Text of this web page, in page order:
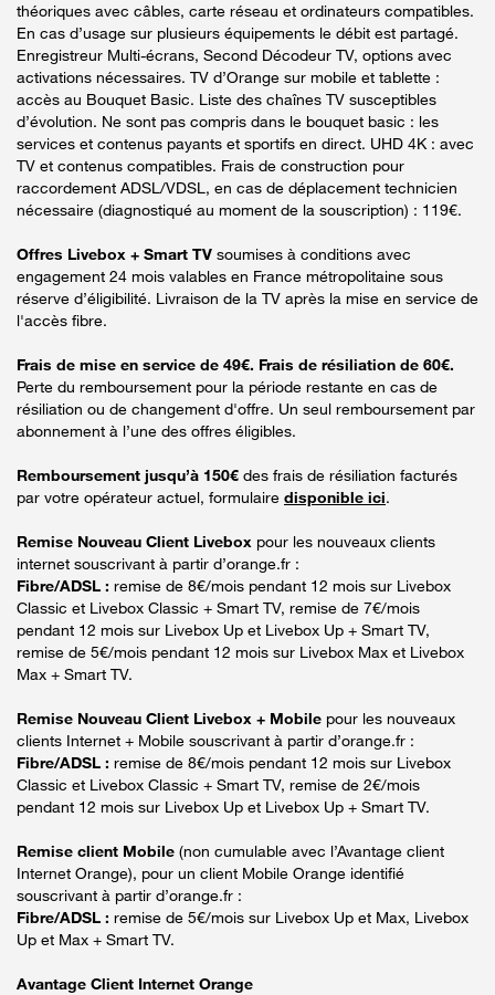
théoriques avec câbles, carte réseau et ordinateurs compatibles.
En cas d’usage sur plusieurs équipements le débit est partagé.
Enregistreur Multi-écrans, Second Décodeur TV, options avec
activations nécessaires. TV d’Orange sur mobile et tablette :
accès au Bouquet Basic. Liste des chaînes TV susceptibles
d’évolution. Ne sont pas compris dans le bouquet basic : les
services et contenus payants et sportifs en direct. UHD 4K : avec
TV et contenus compatibles. Frais de construction pour
raccordement ADSL/VDSL, en cas de déplacement technicien
nécessaire (diagnostiqué au moment de la souscription) : 119€.
Offres Livebox + Smart TV soumises à conditions avec
engagement 24 mois valables en France métropolitaine sous
réserve d’éligibilité. Livraison de la TV après la mise en service de
l'accès fibre.
Frais de mise en service de 49€. Frais de résiliation de 60€.
Perte du remboursement pour la période restante en cas de
résiliation ou de changement d'offre. Un seul remboursement par
abonnement à l’une des offres éligibles.
Remboursement jusqu’à 150€ des frais de résiliation facturés
par votre opérateur actuel, formulaire disponible ici.
Remise Nouveau Client Livebox pour les nouveaux clients
internet souscrivant à partir d’orange.fr :
Fibre/ADSL : remise de 8€/mois pendant 12 mois sur Livebox
Classic et Livebox Classic + Smart TV, remise de 7€/mois
pendant 12 mois sur Livebox Up et Livebox Up + Smart TV,
remise de 5€/mois pendant 12 mois sur Livebox Max et Livebox
Max + Smart TV.
Remise Nouveau Client Livebox + Mobile pour les nouveaux
clients Internet + Mobile souscrivant à partir d’orange.fr :
Fibre/ADSL : remise de 8€/mois pendant 12 mois sur Livebox
Classic et Livebox Classic + Smart TV, remise de 2€/mois
pendant 12 mois sur Livebox Up et Livebox Up + Smart TV.
Remise client Mobile (non cumulable avec l’Avantage client
Internet Orange), pour un client Mobile Orange identifié
souscrivant à partir d’orange.fr :
Fibre/ADSL : remise de 5€/mois sur Livebox Up et Max, Livebox
Up et Max + Smart TV.
Avantage Client Internet Orange